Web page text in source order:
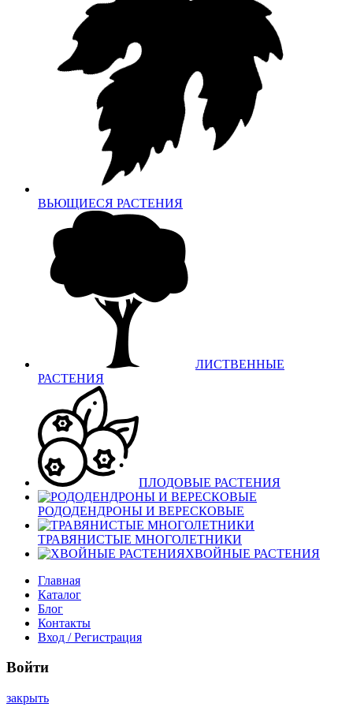
ВЬЮЩИЕСЯ РАСТЕНИЯ
ЛИСТВЕННЫЕ
РАСТЕНИЯ
ПЛОДОВЫЕ РАСТЕНИЯ
РОДОДЕНДРОНЫ И ВЕРЕСКОВЫЕ
ТРАВЯНИСТЫЕ МНОГОЛЕТНИКИ
ХВОЙНЫЕ РАСТЕНИЯ
Главная
Каталог
Блог
Контакты
Вход / Регистрация
Войти
закрыть